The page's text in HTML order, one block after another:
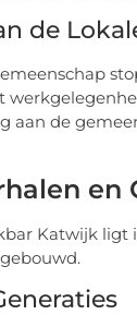
de
aan de
en
Katwijk